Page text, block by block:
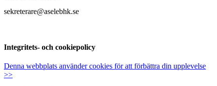
sekreterare@aselebhk.se
Integritets- och cookiepolicy
Denna webbplats använder cookies för att förbättra din upplevelse
>>